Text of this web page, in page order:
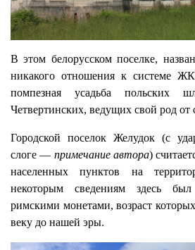
В этом белорусском поселке,
никакого отношения к системе
помпезная усадьба польских
Четвертинских, ведущих свой род от
Городской поселок Желудок (с
слоге — примечание автора)
населенных пунктов на
некоторым сведениям здесь
римскими монетами, возраст
веку до нашей эры.